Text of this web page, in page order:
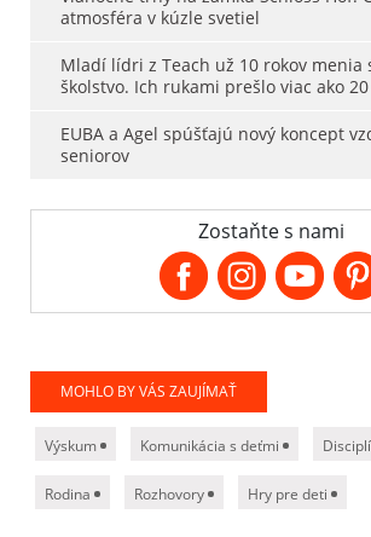
atmosféra v kúzle svetiel
Mladí lídri z Teach už 10 rokov menia
školstvo. Ich rukami prešlo viac ako
EUBA a Agel spúšťajú nový koncept
seniorov
Zostaňte s nami
MOHLO BY VÁS ZAUJÍMAŤ
Výskum Komunikácia s deťmi
Rodina Rozhovory Hry pre deti